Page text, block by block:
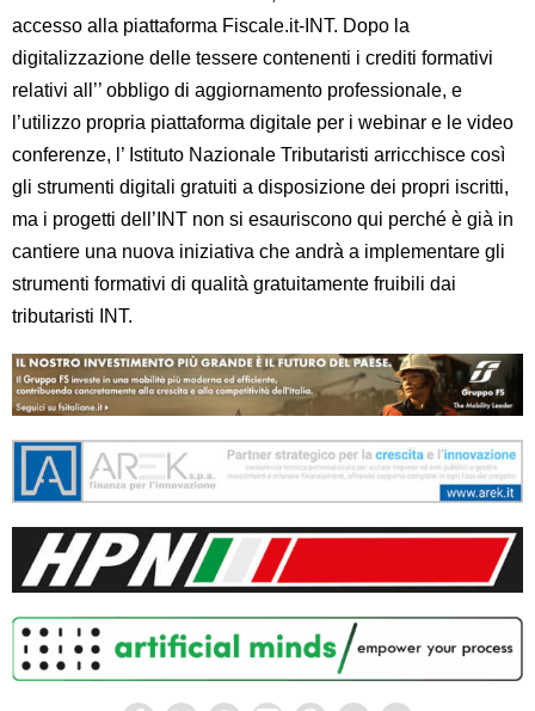
accesso alla piattaforma Fiscale.it-INT. Dopo la
digitalizzazione delle tessere contenenti i crediti formativi
relativi all’’ obbligo di aggiornamento professionale, e
l’utilizzo propria piattaforma digitale per i webinar e le video
conferenze, l’ Istituto Nazionale Tributaristi arricchisce così
gli strumenti digitali gratuiti a disposizione dei propri iscritti,
ma i progetti dell’INT non si esauriscono qui perché è già in
cantiere una nuova iniziativa che andrà a implementare gli
strumenti formativi di qualità gratuitamente fruibili dai
tributaristi INT.